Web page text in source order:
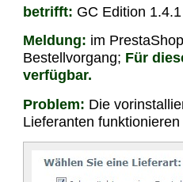
betrifft: GC Edition 1.4.1
Meldung: im
Bestellvorgang; Für
verfügbar.
Problem: Die
Lieferanten